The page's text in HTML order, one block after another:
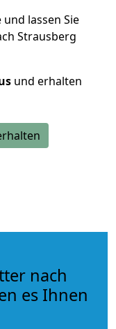
lassen Sie
Strausberg
und erhalten
nach
es Ihnen